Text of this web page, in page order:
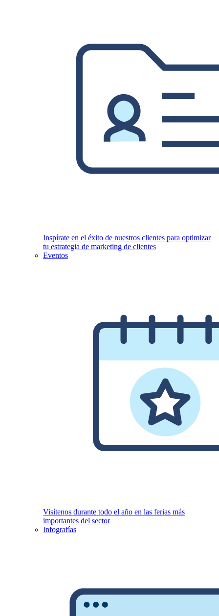
Inspírate en el éxito de nuestros clientes para optimizar
tu estrategia de marketing de clientes
Eventos
Visítenos durante todo el año en las ferias más
importantes del sector
Infografías